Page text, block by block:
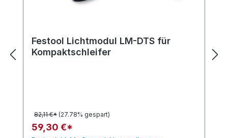
Festool Lichtmodul LM-DTS für
Kompaktschleifer
82,11 €* (27.78% gespart)
59,30 €*